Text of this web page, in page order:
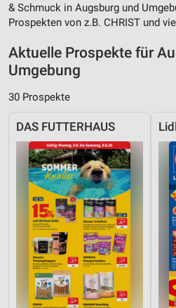
& Schmuck in Augsburg und
Prospekten von z.B. CHRIST und
Aktuelle Prospekte für
Umgebung
30 Prospekte
DAS FUTTERHAUS Lidl